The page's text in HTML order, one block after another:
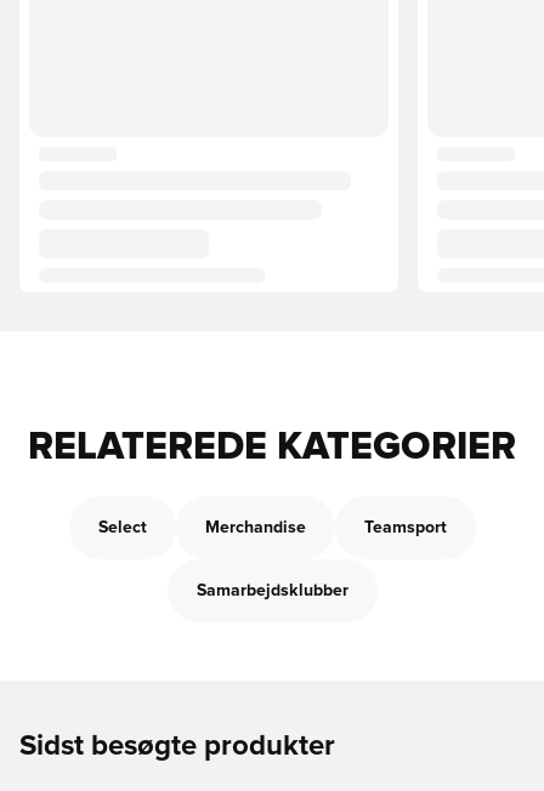
RELATEREDE KATEGORIER
Select Merchandise Teamsport
Samarbejdsklubber
Sidst besøgte produkter